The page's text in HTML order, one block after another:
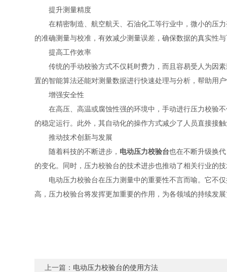
提升测量精度
在精密制造、航空航天、石油化工等行业中，微小的压力
的准确测量与校准，有效减少测量误差，确保数据的真实性
提高工作效率
传统的手动校验方式不仅耗时费力，而且容易受人为因素
置的智能算法还能对测量数据进行快速处理与分析，帮助用
增强安全性
在高压、高温或腐蚀性强的环境中，手动进行压力校验不
的稳定运行。此外，其自动化的操作方式减少了人员直接接
推动技术创新与发展
随着科技的不断进步， 电动压力校验台也在不断升级换
的变化。同时，压力校验台的技术进步也推动了相关行业的
电动压力校验台在压力测量中的重要性不言而喻。它不仅
高，压力校验台将发挥更加重要的作用，为各领域的持续发
上一篇： 电动压力校验台的使用方法